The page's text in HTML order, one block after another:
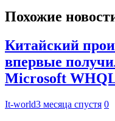
Похожие
Китайский
впервые
Microsoft
It-world3 месяца спустя 0